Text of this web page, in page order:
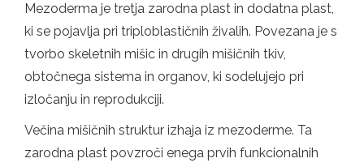
Mezoderma je tretja zarodna plast in dodatna plast,
ki se pojavlja pri triploblastičnih živalih. Povezana je s
tvorbo skeletnih mišic in drugih mišičnih tkiv,
obtočnega sistema in organov, ki sodelujejo pri
izločanju in reprodukciji.
Večina mišičnih struktur izhaja iz mezoderme. Ta
zarodna plast povzroči enega prvih funkcionalnih